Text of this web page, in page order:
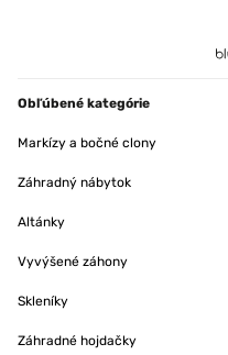
Obľúbené kategórie
Markízy a bočné clony
Záhradný nábytok
Altánky
Vyvýšené záhony
Skleníky
Záhradné hojdačky